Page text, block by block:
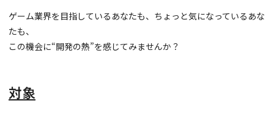
ゲーム業界を目指しているあなたも、ちょっと気になっているあな
たも、
この機会に“開発の熱”を感じてみませんか？
対象